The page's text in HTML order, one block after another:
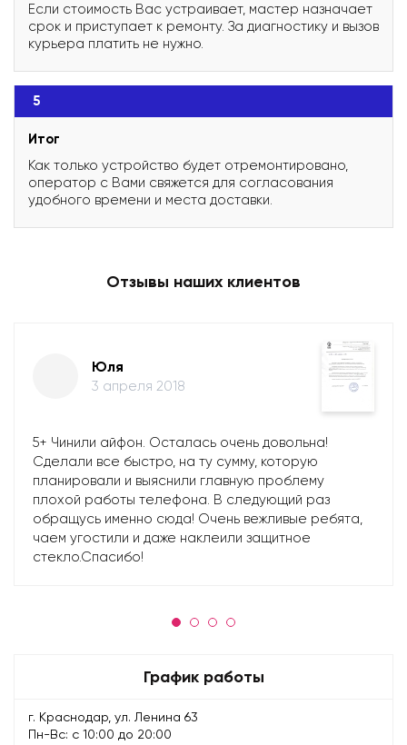
Если стоимость Вас устраивает, мастер назначает
срок и приступает к ремонту. За диагностику и вызов
курьера платить не нужно.
5
Итог
Как только устройство будет отремонтировано,
оператор с Вами свяжется для согласования
удобного времени и места доставки.
Отзывы наших клиентов
Юля
3 апреля 2018
5+ Чинили айфон. Осталась очень довольна!
Сделали все быстро, на ту сумму, которую
планировали и выяснили главную проблему
плохой работы телефона. В следующий раз
обращусь именно сюда! Очень вежливые ребята,
чаем угостили и даже наклеили защитное
стекло.Спасибо!
График работы
г. Краснодар, ул. Ленина 63
Пн-Вс: с 10:00 до 20:00